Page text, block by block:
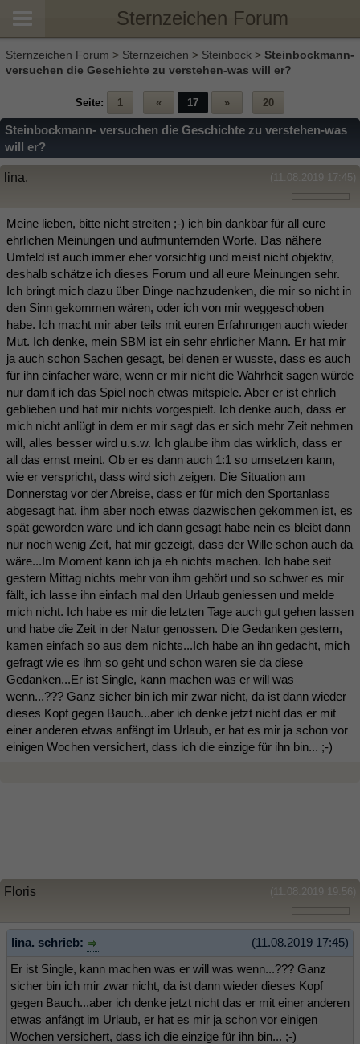
Sternzeichen Forum
Sternzeichen Forum > Sternzeichen > Steinbock > Steinbockmann-
versuchen die Geschichte zu verstehen-was will er?
Seite: 1 « 17 » 20
Steinbockmann- versuchen die Geschichte zu verstehen-was
will er?
(11.08.2019 17:45)
lina.
Meine lieben, bitte nicht streiten ;-) ich bin dankbar für all eure
ehrlichen Meinungen und aufmunternden Worte. Das nähere
Umfeld ist auch immer eher vorsichtig und meist nicht objektiv,
deshalb schätze ich dieses Forum und all eure Meinungen sehr.
Ich bringt mich dazu über Dinge nachzudenken, die mir so nicht in
den Sinn gekommen wären, oder ich von mir weggeschoben
habe. Ich macht mir aber teils mit euren Erfahrungen auch wieder
Mut. Ich denke, mein SBM ist ein sehr ehrlicher Mann. Er hat mir
ja auch schon Sachen gesagt, bei denen er wusste, dass es auch
für ihn einfacher wäre, wenn er mir nicht die Wahrheit sagen würde
nur damit ich das Spiel noch etwas mitspiele. Aber er ist ehrlich
geblieben und hat mir nichts vorgespielt. Ich denke auch, dass er
mich nicht anlügt in dem er mir sagt das er sich mehr Zeit nehmen
will, alles besser wird u.s.w. Ich glaube ihm das wirklich, dass er
all das ernst meint. Ob er es dann auch 1:1 so umsetzen kann,
wie er verspricht, dass wird sich zeigen. Die Situation am
Donnerstag vor der Abreise, dass er für mich den Sportanlass
abgesagt hat, ihm aber noch etwas dazwischen gekommen ist, es
spät geworden wäre und ich dann gesagt habe nein es bleibt dann
nur noch wenig Zeit, hat mir gezeigt, dass der Wille schon auch da
wäre...Im Moment kann ich ja eh nichts machen. Ich habe seit
gestern Mittag nichts mehr von ihm gehört und so schwer es mir
fällt, ich lasse ihn einfach mal den Urlaub geniessen und melde
mich nicht. Ich habe es mir die letzten Tage auch gut gehen lassen
und habe die Zeit in der Natur genossen. Die Gedanken gestern,
kamen einfach so aus dem nichts...Ich habe an ihn gedacht, mich
gefragt wie es ihm so geht und schon waren sie da diese
Gedanken...Er ist Single, kann machen was er will was
wenn...??? Ganz sicher bin ich mir zwar nicht, da ist dann wieder
dieses Kopf gegen Bauch...aber ich denke jetzt nicht das er mit
einer anderen etwas anfängt im Urlaub, er hat es mir ja schon vor
einigen Wochen versichert, dass ich die einzige für ihn bin... ;-)
(11.08.2019 19:56)
Floris
(11.08.2019 17:45)
lina. schrieb:
Er ist Single, kann machen was er will was wenn...??? Ganz
sicher bin ich mir zwar nicht, da ist dann wieder dieses Kopf
gegen Bauch...aber ich denke jetzt nicht das er mit einer anderen
etwas anfängt im Urlaub, er hat es mir ja schon vor einigen
Wochen versichert, dass ich die einzige für ihn bin... ;-)